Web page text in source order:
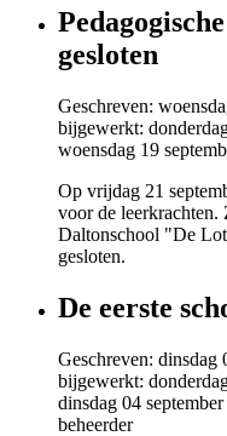
gesloten
Geschreven:
bijgewerkt:
woensdag 19
Op vrijdag 21
voor de leerkrachten.
Daltonschool "De
gesloten.
De eerste
Geschreven: dinsdag
bijgewerkt:
dinsdag 04
beheerder